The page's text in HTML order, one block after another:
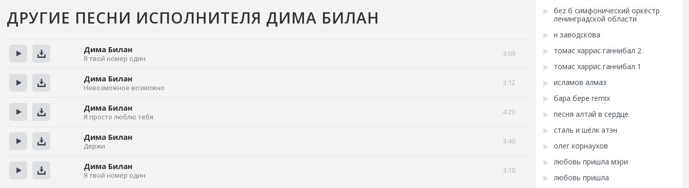
ДРУГИЕ ПЕСНИ ИСПОЛНИТЕЛЯ ДИМА БИЛАН
3:09
Дима Билан
Я твой номер один
3:12
Дима Билан
Невозможное возможно
4:20
Дима Билан
Я просто люблю тебя
3:40
Дима Билан
Держи
3:10
Дима Билан
Я твой номер один
беz б симфонический оркестр
ленинградской области
н заводскова
томас харрис ганнибал 2
томас харрис ганнибал 1
исламов алмаз
бара бере remix
песня алтай в сердце
сталь и шёлк атэн
олег корнаухов
любовь пришла мэри
любовь пришла